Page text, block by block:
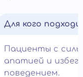
Для кого
Пациенты с
апатией и
поведением.